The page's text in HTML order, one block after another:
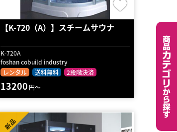
【K-720（A）】スチームサウナ
K-720A
foshan cobuild industry
レンタル
送料無料 2段階決済
13200 円～
新品